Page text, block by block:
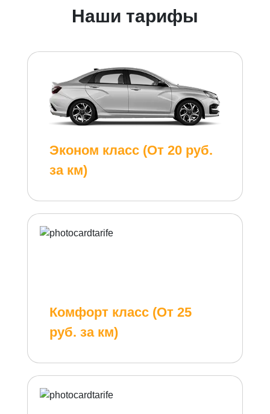
Наши тарифы
Эконом класс (От 20 руб.
за км)
Комфорт класс (От 25
руб. за км)